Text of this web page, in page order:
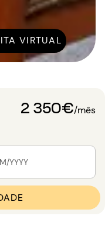
VIRTUAL
2 350€/mês